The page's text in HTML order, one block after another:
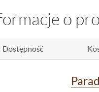
antypoślizgową
nawierzchni
narażone na
o
Dostępność